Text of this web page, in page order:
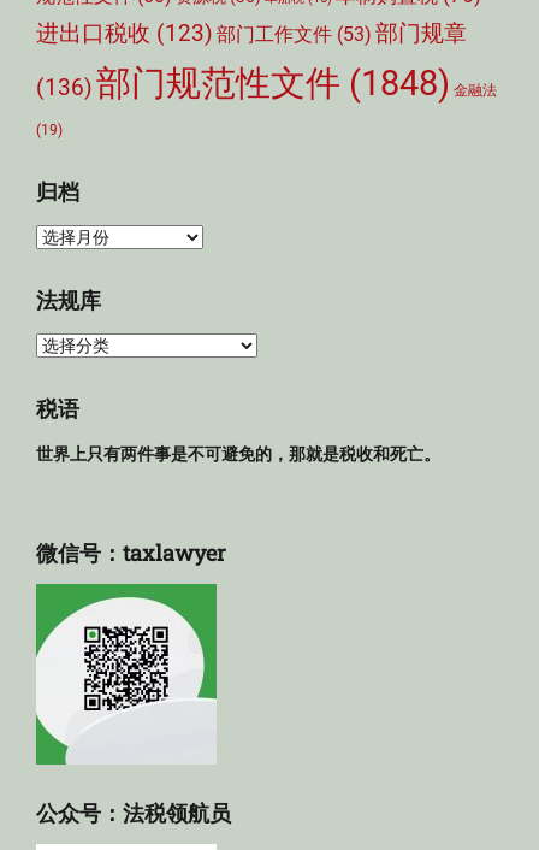
进出口税收 (123) 部门工作文件 (53) 部门规章
(136)部门规范性文件 (1848) 金融法
(19)
归档
归
法规库
法
库
税语
世界上只有两件事是不可避免的，那就是税收和死亡。
微信号：taxlawyer
公众号：法税领航员